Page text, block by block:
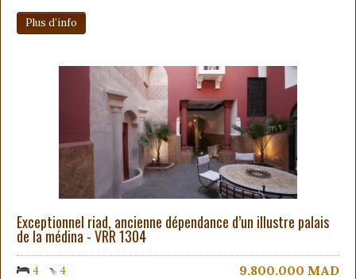
Plus d’info
Exceptionnel riad, ancienne dépendance d’un illustre palais
de la médina - VRR 1304
4 4 9.800.000 MAD